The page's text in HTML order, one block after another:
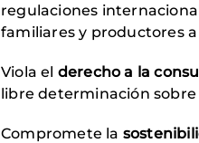
regulaciones
familiares y productores
Viola el derecho a la
libre determinación
Compromete la